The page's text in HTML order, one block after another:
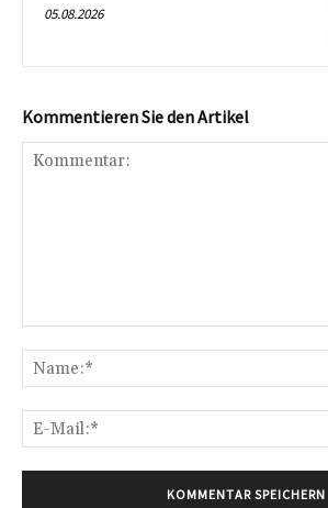
05.08.2026
Kommentieren Sie den Artikel